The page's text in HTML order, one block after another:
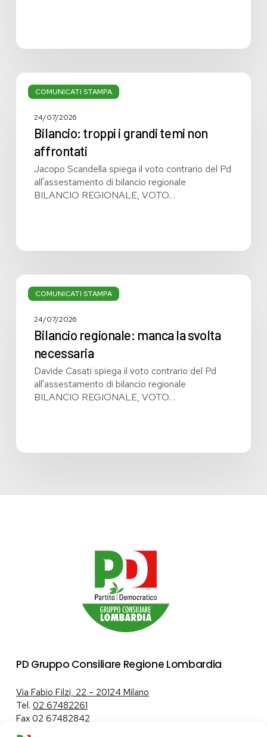
COMUNICATI STAMPA
Bilancio:
troppi
grandi
affrontati
24/07/2026
Bilancio: troppi i grandi temi non
affrontati
Jacopo Scandella spiega il voto contrario del Pd
all'assestamento di bilancio regionale
BILANCIO REGIONALE, VOTO…
COMUNICATI STAMPA
Bilancio
regionale:
svolta
24/07/2026
Bilancio regionale: manca la svolta
necessaria
Davide Casati spiega il voto contrario del Pd
all'assestamento di bilancio regionale
BILANCIO REGIONALE, VOTO…
PD Gruppo Consiliare Regione Lombardia
Via Fabio Filzi, 22 – 20124 Milano
Tel. 02 67482261
Fax 02 67482842